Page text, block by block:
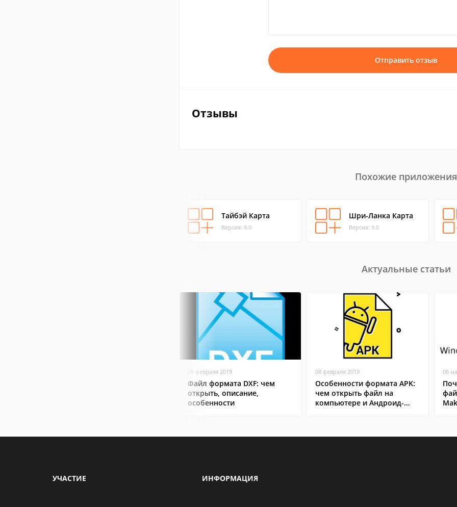
Отправить отзыв
Отзывы
Похожие приложения
Тайбэй Карта
Версия: 9.0
Шри-Ланка Карта
Версия: 9.0
Актуальные статьи
05 февраля 2019
Файл формата DXF: чем
открыть, описание,
особенности
08 февраля 2019
Особенности формата APK:
чем открыть файл на
компьютере и Андроид-
06
УЧАСТИЕ ИНФОРМАЦИЯ